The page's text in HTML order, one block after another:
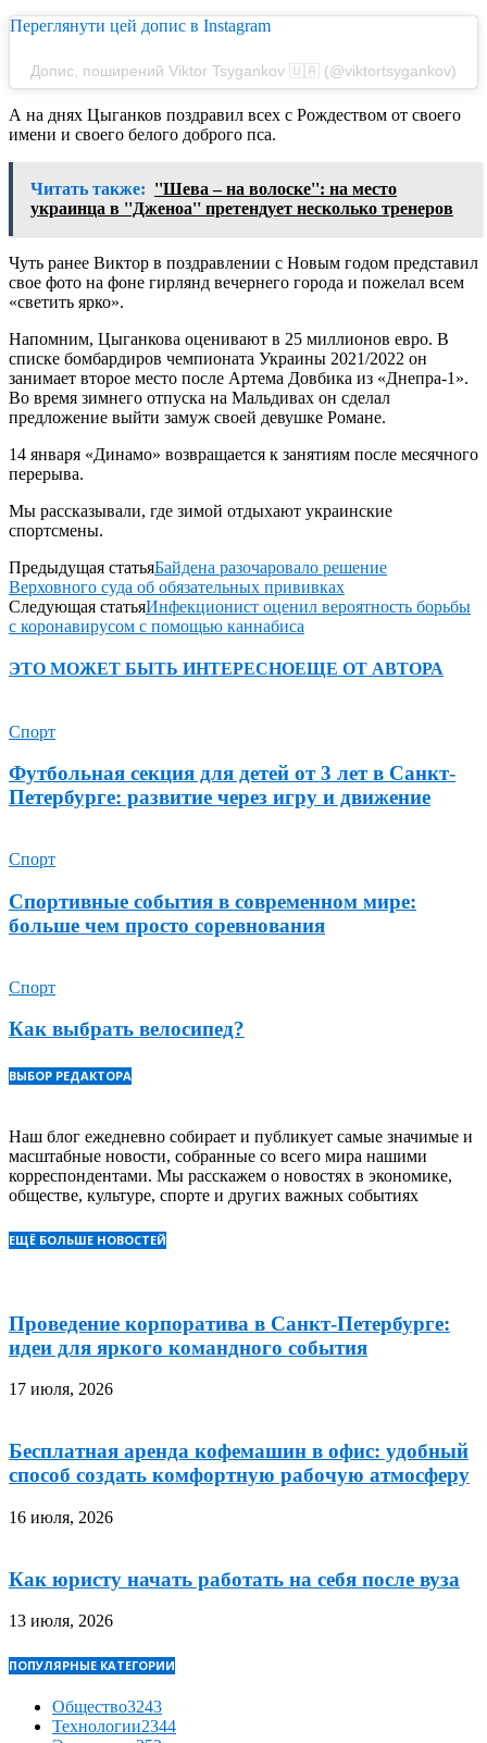
Переглянути цей допис в Instagram
Допис, поширений Viktor Tsygankov 🇺🇦 (@viktortsygankov)
А на днях Цыганков поздравил всех с Рождеством от своего
имени и своего белого доброго пса.
Читать также: ''Шева – на волоске'': на место
украинца в ''Дженоа'' претендует несколько тренеров
Чуть ранее Виктор в поздравлении с Новым годом представил
свое фото на фоне гирлянд вечернего города и пожелал всем
«светить ярко».
Напомним, Цыганкова оценивают в 25 миллионов евро. В
списке бомбардиров чемпионата Украины 2021/2022 он
занимает второе место после Артема Довбика из «Днепра-1».
Во время зимнего отпуска на Мальдивах он сделал
предложение выйти замуж своей девушке Романе.
14 января «Динамо» возвращается к занятиям после месячного
перерыва.
Мы рассказывали, где зимой отдыхают украинские
спортсмены.
Предыдущая статьяБайдена разочаровало решение
Верховного суда об обязательных прививках
Следующая статьяИнфекционист оценил вероятность борьбы
с коронавирусом с помощью каннабиса
ЭТО МОЖЕТ БЫТЬ ИНТЕРЕСНОЕЩЕ ОТ АВТОРА
Спорт
Футбольная секция для детей от 3 лет в Санкт-
Петербурге: развитие через игру и движение
Спорт
Спортивные события в современном мире:
больше чем просто соревнования
Спорт
Как выбрать велосипед?
ВЫБОР РЕДАКТОРА
Наш блог ежедневно собирает и публикует самые значимые и
масштабные новости, собранные со всего мира нашими
корреспондентами. Мы расскажем о новостях в экономике,
обществе, культуре, спорте и других важных событиях
ЕЩЁ БОЛЬШЕ НОВОСТЕЙ
Проведение корпоратива в Санкт-Петербурге:
идеи для яркого командного события
17 июля, 2026
Бесплатная аренда кофемашин в офис: удобный
способ создать комфортную рабочую атмосферу
16 июля, 2026
Как юристу начать работать на себя после вуза
13 июля, 2026
ПОПУЛЯРНЫЕ КАТЕГОРИИ
Общество3243
Технологии2344